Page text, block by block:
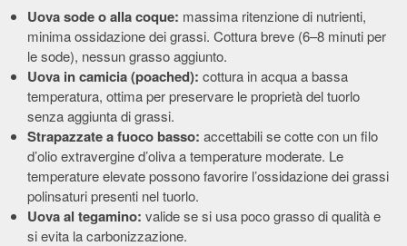
Uova sode o alla coque: massima ritenzione di nutrienti,
minima ossidazione dei grassi. Cottura breve (6–8 minuti per
le sode), nessun grasso aggiunto.
Uova in camicia (poached): cottura in acqua a bassa
temperatura, ottima per preservare le proprietà del tuorlo
senza aggiunta di grassi.
Strapazzate a fuoco basso: accettabili se cotte con un filo
d’olio extravergine d’oliva a temperature moderate. Le
temperature elevate possono favorire l’ossidazione dei grassi
polinsaturi presenti nel tuorlo.
Uova al tegamino: valide se si usa poco grasso di qualità e
si evita la carbonizzazione.